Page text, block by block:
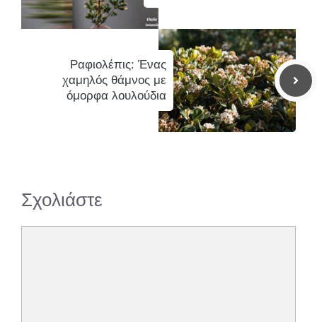
Ραφιολέπις: Ένας
χαμηλός θάμνος με
όμορφα λουλούδια
Σχολιάστε